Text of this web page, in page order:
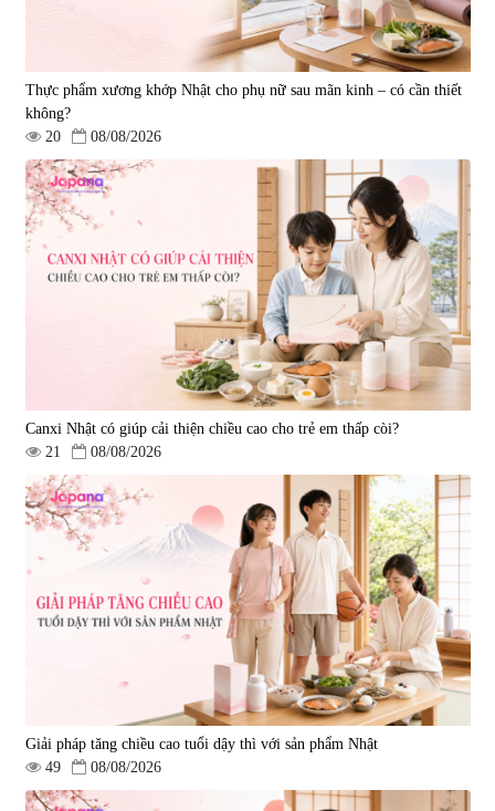
Viên uống hỗ trợ giấc ngủ Fujina
Sleepy Nhật Bản 80 viên
580.000 đ
điều trị đột quỵ Biken Kinase
Gold 60 viên
|0
1.570.000 đ
Thực phẩm xương khớp Nhật cho phụ nữ sau mãn kinh – có cần thiết
không?
20
08/08/2026
Canxi Nhật có giúp cải thiện chiều cao cho trẻ em thấp còi?
21
08/08/2026
Giải pháp tăng chiều cao tuổi dậy thì với sản phẩm Nhật
49
08/08/2026